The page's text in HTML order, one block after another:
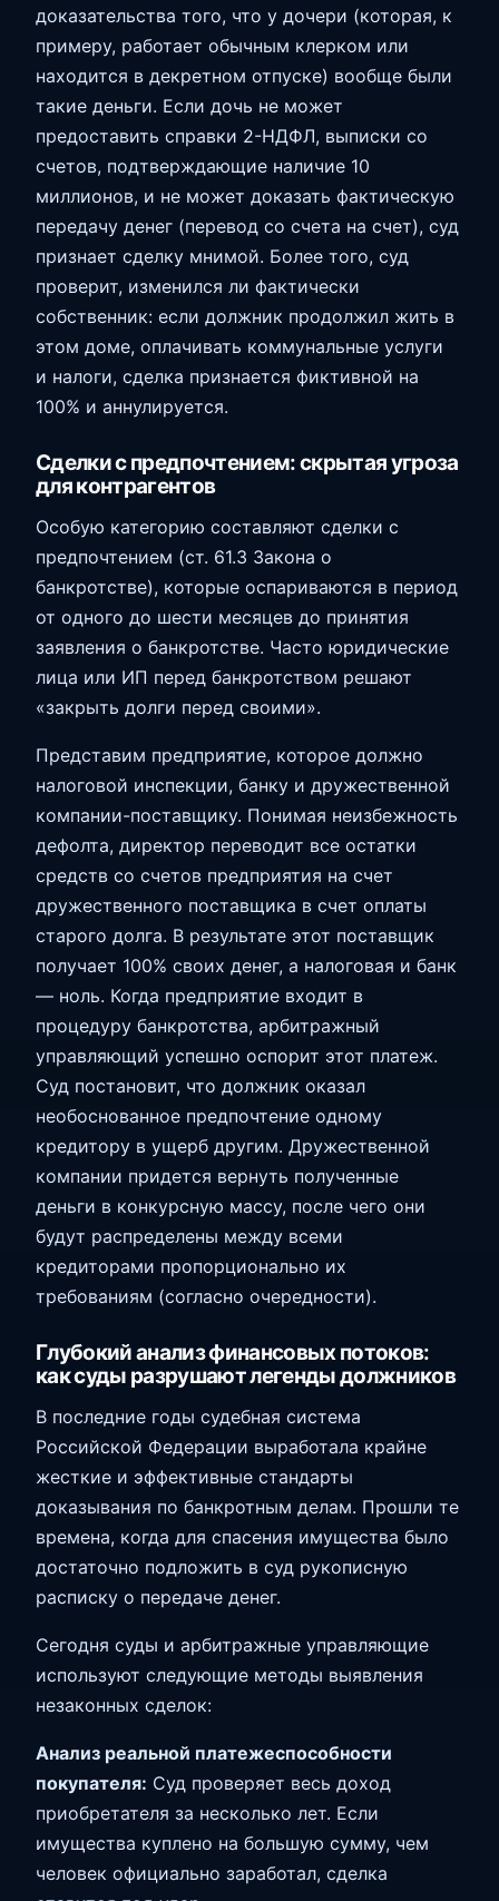
доказательства того, что у дочери (которая, к
примеру, работает обычным клерком или
находится в декретном отпуске) вообще были
такие деньги. Если дочь не может
предоставить справки 2-НДФЛ, выписки со
счетов, подтверждающие наличие 10
миллионов, и не может доказать фактическую
передачу денег (перевод со счета на счет), суд
признает сделку мнимой. Более того, суд
проверит, изменился ли фактически
собственник: если должник продолжил жить в
этом доме, оплачивать коммунальные услуги
и налоги, сделка признается фиктивной на
100% и аннулируется.
Сделки с предпочтением: скрытая угроза
для контрагентов
Особую категорию составляют сделки с
предпочтением (ст. 61.3 Закона о
банкротстве), которые оспариваются в период
от одного до шести месяцев до принятия
заявления о банкротстве. Часто юридические
лица или ИП перед банкротством решают
«закрыть долги перед своими».
Представим предприятие, которое должно
налоговой инспекции, банку и дружественной
компании-поставщику. Понимая неизбежность
дефолта, директор переводит все остатки
средств со счетов предприятия на счет
дружественного поставщика в счет оплаты
старого долга. В результате этот поставщик
получает 100% своих денег, а налоговая и банк
— ноль. Когда предприятие входит в
процедуру банкротства, арбитражный
управляющий успешно оспорит этот платеж.
Суд постановит, что должник оказал
необоснованное предпочтение одному
кредитору в ущерб другим. Дружественной
компании придется вернуть полученные
деньги в конкурсную массу, после чего они
будут распределены между всеми
кредиторами пропорционально их
требованиям (согласно очередности).
Глубокий анализ финансовых потоков:
как суды разрушают легенды должников
В последние годы судебная система
Российской Федерации выработала крайне
жесткие и эффективные стандарты
доказывания по банкротным делам. Прошли те
времена, когда для спасения имущества было
достаточно подложить в суд рукописную
расписку о передаче денег.
Сегодня суды и арбитражные управляющие
используют следующие методы выявления
незаконных сделок:
Анализ реальной платежеспособности
покупателя: Суд проверяет весь доход
приобретателя за несколько лет. Если
имущества куплено на большую сумму, чем
человек официально заработал, сделка